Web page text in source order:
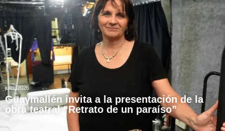
julio, 2026
Guaymallén invita a la presentación de la
obra teatral “Retrato de un paraíso”